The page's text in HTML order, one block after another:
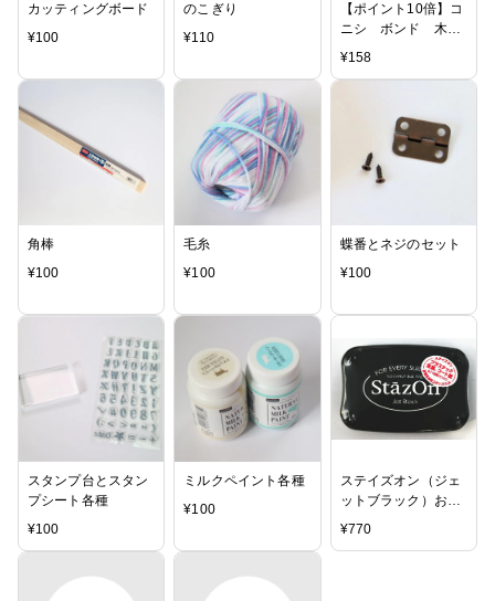
カッティングボード
¥100
のこぎり
¥110
【ポイント10倍】コ
ニシ ボンド 木工
用 50g
¥158
角棒
¥100
毛糸
¥100
蝶番とネジのセット
¥100
スタンプ台とスタン
プシート各種
¥100
ミルクペイント各種
¥100
ステイズオン（ジェ
ットブラック）お名
¥770